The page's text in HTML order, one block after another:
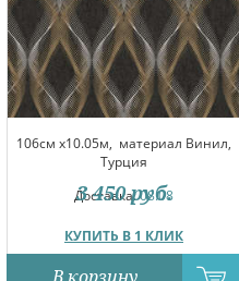
106см x10.05м, материал Винил,
Турция
Доставка:08.08
КУПИТЬ В 1 КЛИК
3 450 руб.